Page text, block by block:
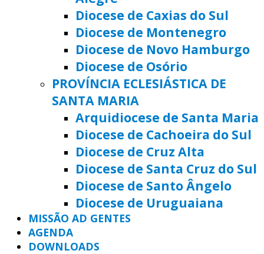
Diocese de Caxias do Sul
Diocese de Montenegro
Diocese de Novo Hamburgo
Diocese de Osório
PROVÍNCIA ECLESIÁSTICA DE
SANTA MARIA
Arquidiocese de Santa Maria
Diocese de Cachoeira do Sul
Diocese de Cruz Alta
Diocese de Santa Cruz do Sul
Diocese de Santo Ângelo
Diocese de Uruguaiana
MISSÃO AD GENTES
AGENDA
DOWNLOADS